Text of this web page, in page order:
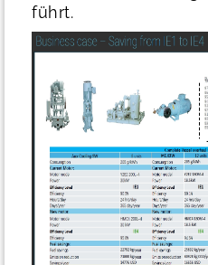
führt.